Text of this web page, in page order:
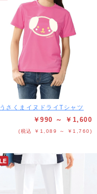
うさくまイヌドライTシャツ
￥990 ～ ￥1,600
(税込 ￥1,089 ～ ￥1,760)